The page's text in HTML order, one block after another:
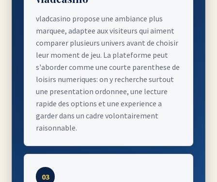
vladcasino propose une ambiance plus
marquee, adaptee aux visiteurs qui aiment
comparer plusieurs univers avant de choisir
leur moment de jeu. La plateforme peut
s'aborder comme une courte parenthese de
loisirs numeriques: on y recherche surtout
une presentation ordonnee, une lecture
rapide des options et une experience a
garder dans un cadre volontairement
raisonnable.
03